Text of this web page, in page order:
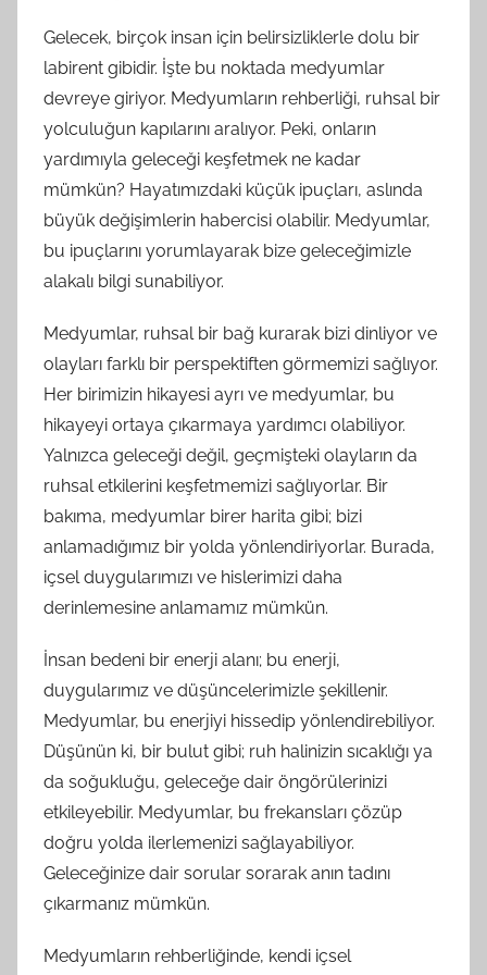
Gelecek, birçok insan için belirsizliklerle dolu bir
labirent gibidir. İşte bu noktada medyumlar
devreye giriyor. Medyumların rehberliği, ruhsal bir
yolculuğun kapılarını aralıyor. Peki, onların
yardımıyla geleceği keşfetmek ne kadar
mümkün? Hayatımızdaki küçük ipuçları, aslında
büyük değişimlerin habercisi olabilir. Medyumlar,
bu ipuçlarını yorumlayarak bize geleceğimizle
alakalı bilgi sunabiliyor.
Medyumlar, ruhsal bir bağ kurarak bizi dinliyor ve
olayları farklı bir perspektiften görmemizi sağlıyor.
Her birimizin hikayesi ayrı ve medyumlar, bu
hikayeyi ortaya çıkarmaya yardımcı olabiliyor.
Yalnızca geleceği değil, geçmişteki olayların da
ruhsal etkilerini keşfetmemizi sağlıyorlar. Bir
bakıma, medyumlar birer harita gibi; bizi
anlamadığımız bir yolda yönlendiriyorlar. Burada,
içsel duygularımızı ve hislerimizi daha
derinlemesine anlamamız mümkün.
İnsan bedeni bir enerji alanı; bu enerji,
duygularımız ve düşüncelerimizle şekillenir.
Medyumlar, bu enerjiyi hissedip yönlendirebiliyor.
Düşünün ki, bir bulut gibi; ruh halinizin sıcaklığı ya
da soğukluğu, geleceğe dair öngörülerinizi
etkileyebilir. Medyumlar, bu frekansları çözüp
doğru yolda ilerlemenizi sağlayabiliyor.
Geleceğinize dair sorular sorarak anın tadını
çıkarmanız mümkün.
Medyumların rehberliğinde, kendi içsel